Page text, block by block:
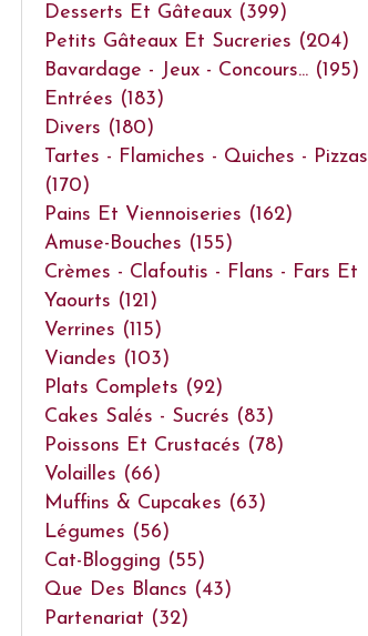
Desserts Et Gâteaux (399)
Petits Gâteaux Et Sucreries (204)
Bavardage - Jeux - Concours... (195)
Entrées (183)
Divers (180)
Tartes - Flamiches - Quiches - Pizzas
(170)
Pains Et Viennoiseries (162)
Amuse-Bouches (155)
Crèmes - Clafoutis - Flans - Fars Et
Yaourts (121)
Verrines (115)
Viandes (103)
Plats Complets (92)
Cakes Salés - Sucrés (83)
Poissons Et Crustacés (78)
Volailles (66)
Muffins & Cupcakes (63)
Légumes (56)
Cat-Blogging (55)
Que Des Blancs (43)
Partenariat (32)